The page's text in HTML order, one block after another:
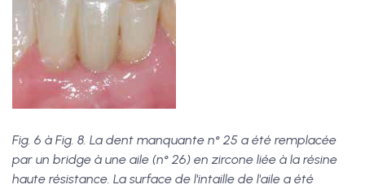
Fig. 6 à Fig. 8. La dent manquante n° 25 a été remplacée
par un bridge à une aile (n° 26) en zircone liée à la résine
haute résistance. La surface de l'intaille de l'aile a été